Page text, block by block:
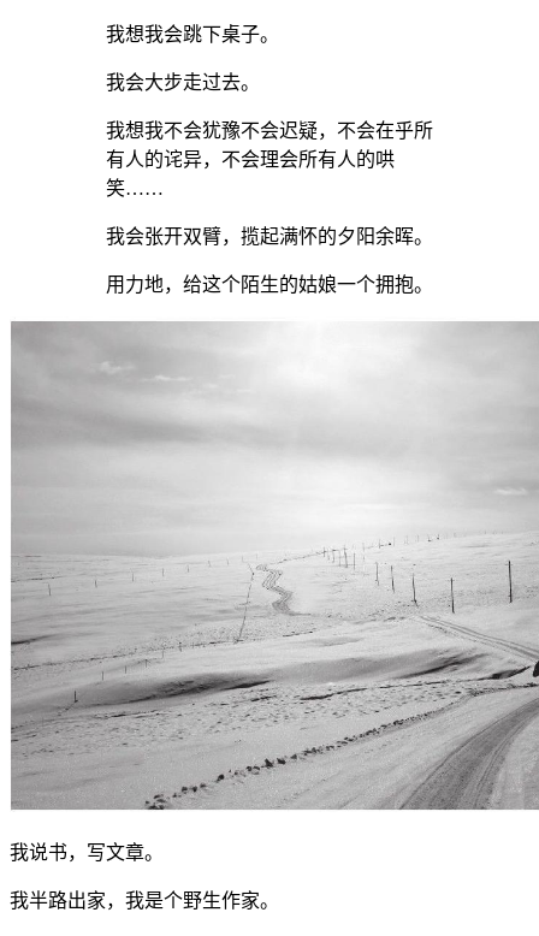
我想我会跳下桌子。
我会大步走过去。
我想我不会犹豫不会迟疑，不会在乎所
有人的诧异，不会理会所有人的哄
笑……
我会张开双臂，揽起满怀的夕阳余晖。
用力地，给这个陌生的姑娘一个拥抱。
我说书，写文章。
我半路出家，我是个野生作家。